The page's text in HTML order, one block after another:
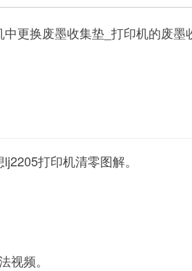
更换废墨收集垫_打印机的废墨
打印机清零图解。
频。